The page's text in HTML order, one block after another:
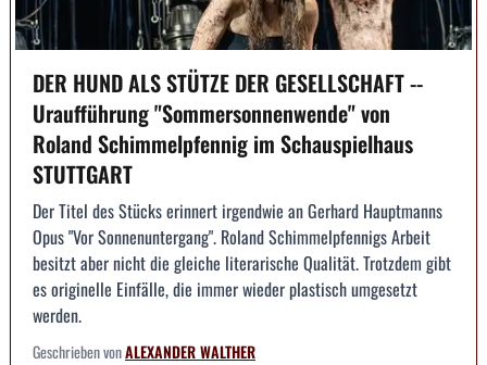
DER HUND ALS STÜTZE DER GESELLSCHAFT --
Uraufführung "Sommersonnenwende" von
Roland Schimmelpfennig im Schauspielhaus
STUTTGART
Der Titel des Stücks erinnert irgendwie an Gerhard Hauptmanns
Opus "Vor Sonnenuntergang". Roland Schimmelpfennigs Arbeit
besitzt aber nicht die gleiche literarische Qualität. Trotzdem gibt
es originelle Einfälle, die immer wieder plastisch umgesetzt
werden.
Geschrieben vonALEXANDER WALTHER